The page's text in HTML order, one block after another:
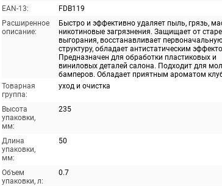
EAN-13:
FDB119
Расширенное
описание:
Быстро и эффективно удаляет пыль, грязь,
никотиновые загрязнения. Защищает от
выгорания, восстанавливает
структуру, обладает антистатическим
Предназначен для обработки пластиковых и
виниловых деталей салона. Подходит для
бамперов. Обладает приятным ароматом
Товарная
группа:
уход и очистка
Высота
упаковки,
мм:
235
Длина
упаковки,
мм:
50
Объем
упаковки, л:
0.7